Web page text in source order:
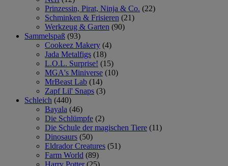
Prinzessin, Pirat, Ninja & Co. (22)
Schminken & Frisieren (21)
Werkzeug & Garten (90)
Sammelspaß (93)
Cookeez Makery (4)
Jada Metalfigs (18)
L.O.L. Surprise! (15)
MGA's Miniverse (10)
MrBeast Lab (14)
Zapf Lil' Snaps (3)
Schleich (440)
Bayala (46)
Die Schlümpfe (2)
Die Schule der magischen Tiere (11)
Dinosaurs (50)
Eldrador Creatures (51)
Farm World (89)
Harry Potter (25)